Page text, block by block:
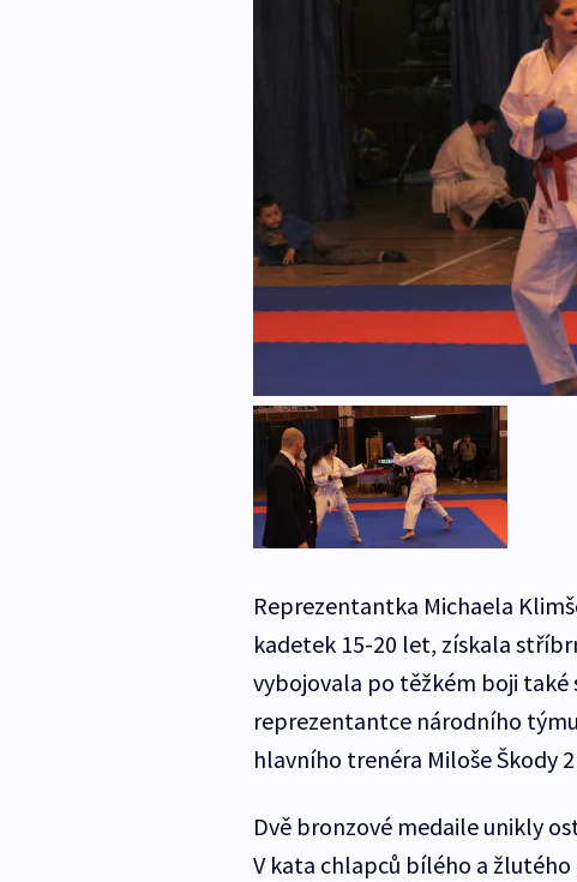
Reprezentantka Michaela
kadetek 15-20 let, získala
vybojovala po těžkém boji
reprezentantce národního
hlavního trenéra Miloše Škody
Dvě bronzové medaile unikly
V kata chlapců bílého a